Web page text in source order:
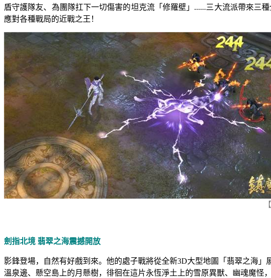
盾守護隊友、為團隊扛下一切傷害的坦克流「修羅壁」 ......三大流派帶來三
應對各種戰局的近戰之王！
【
劍指北境 翡翠之海震撼開放
影鋒登場，自然有好戲到來。他的處子戰將從全新3D大型地圖「翡翠之海」
溫泉邊、懸空島上的月懸樹，徘徊在這片永恆淨土上的雪原異獸、幽魂魔怪